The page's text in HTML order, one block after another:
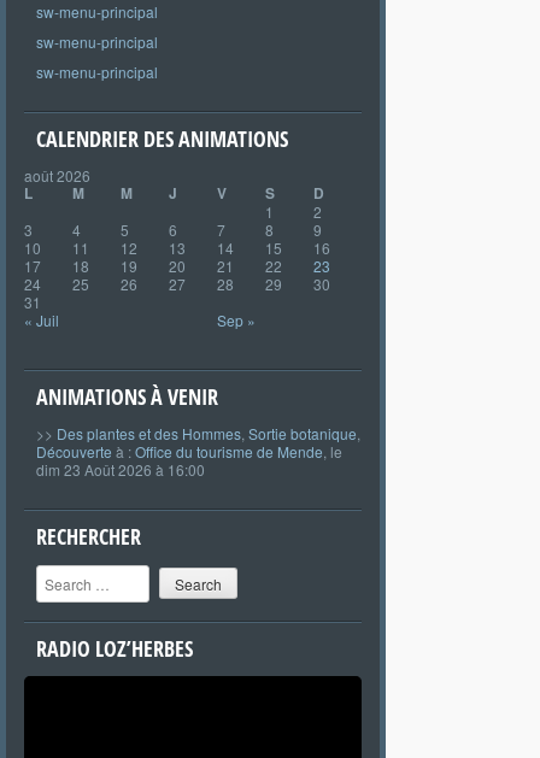
sw-menu-principal
sw-menu-principal
sw-menu-principal
CALENDRIER DES ANIMATIONS
août 2026
L M M J V S D
1
2
3
4 5 6 7 8
9
10
11 12 13 14 15
16
17
18 19 20 21 22
23
24
25 26 27 28 29
30
31
« Juil
Sep »
ANIMATIONS À VENIR
>> Des plantes et des Hommes Sortie botanique
Découverte à :Office du tourisme de Mende , le
dim 23 Août 2026 à 16:00
RECHERCHER
Search
RADIO LOZ’HERBES
Lecteur